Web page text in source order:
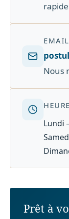
EMAIL
Nous
Lundi
Prêt à